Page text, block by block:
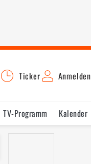
Ticker Anmelden
TV-Programm
Kalender